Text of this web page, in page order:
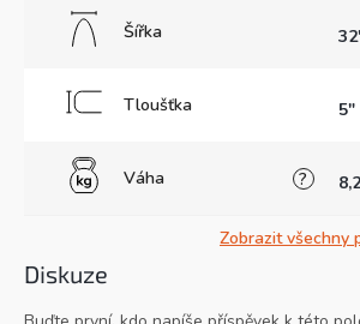
Šířka
Tloušťka 5"
?
Váha
Zobrazit všechny
Diskuze